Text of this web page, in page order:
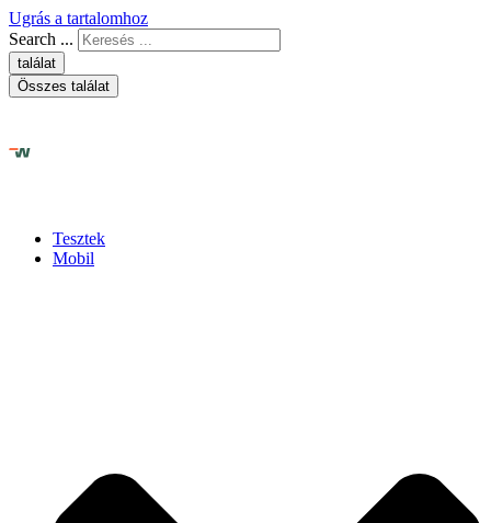
Ugrás a tartalomhoz
Search ...
találat
Összes találat
Tesztek
Mobil